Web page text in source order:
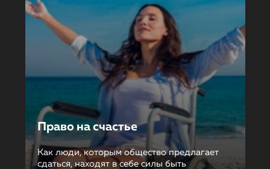
Право на счастье
Как люди, которым общество предлагает
сдаться, находят в себе силы быть